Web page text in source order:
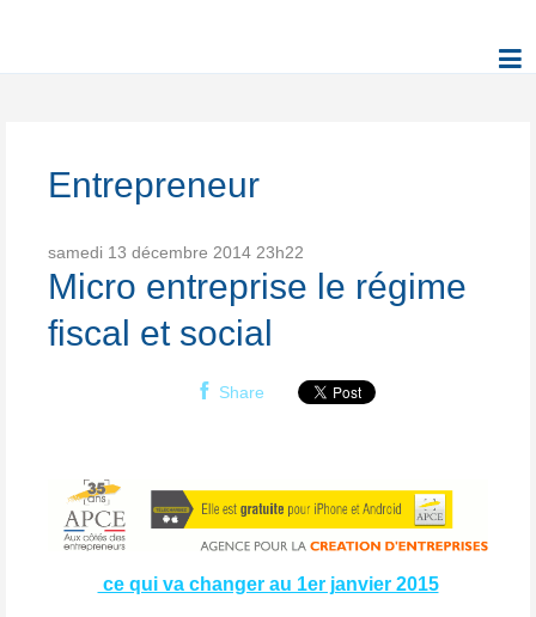
Entrepreneur
samedi 13 décembre 2014 23h22
Micro entreprise le régime
fiscal et social
Share
ce qui va changer au 1er janvier 2015